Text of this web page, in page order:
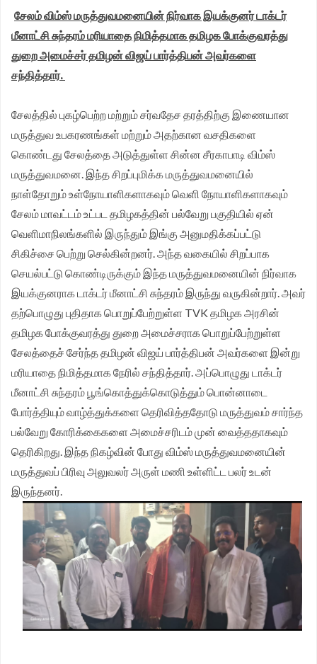
முதலமைச்சர் தீர்க்கமாக வலியுறுத்த தமிழக விவசாயிகள்
சங்க மாநில தலைவர் வேலுச்சாமி வேண்டுகோள்.
சேலம் விம்ஸ் மருத்துவமனையின் நிர்வாக இயக்குனர் டாக்டர்
மீனாட்சி சுந்தரம் மரியாதை நிமித்தமாக தமிழக போக்குவரத்து
துறை அமைச்சர் தமிழன் விஜய் பார்த்திபன் அவர்களை
சந்தித்தார்.
சேலத்தில் புகழ்பெற்ற மற்றும் சர்வதேச தரத்திற்கு இணையான
மருத்துவ உபகரணங்கள் மற்றும் அதற்கான வசதிகளை
கொண்டது சேலத்தை அடுத்துள்ள சின்ன சீரகாபாடி விம்ஸ்
மருத்துவமனை. இந்த சிறப்புமிக்க மருத்துவமனையில்
நாள்தோறும் உள்நோயாளிகளாகவும் வெளி நோயாளிகளாகவும்
சேலம் மாவட்டம் உட்பட தமிழகத்தின் பல்வேறு பகுதியில் ஏன்
வெளிமாநிலங்களில் இருந்தும் இங்கு அனுமதிக்கப்பட்டு
சிகிச்சை பெற்று செல்கின்றனர். அந்த வகையில் சிறப்பாக
செயல்பட்டு கொண்டிருக்கும் இந்த மருத்துவமனையின் நிர்வாக
இயக்குனராக டாக்டர் மீனாட்சி சுந்தரம் இருந்து வருகின்றார். அவர்
தற்பொழுது புதிதாக பொறுப்பேற்றுள்ள TVK தமிழக அரசின்
தமிழக போக்குவரத்து துறை அமைச்சராக பொறுப்பேற்றுள்ள
சேலத்தைச் சேர்ந்த தமிழன் விஜய் பார்த்திபன் அவர்களை இன்று
மரியாதை நிமித்தமாக நேரில் சந்தித்தார். அப்பொழுது டாக்டர்
மீனாட்சி சுந்தரம் பூங்கொத்துக்கொடுத்தும் பொன்னாடை
போர்த்தியும் வாழ்த்துக்களை தெரிவித்ததோடு மருத்துவம் சார்ந்த
பல்வேறு கோரிக்கைகளை அமைச்சரிடம் முன் வைத்ததாகவும்
தெரிகிறது. இந்த நிகழ்வின் போது விம்ஸ் மருத்துவமனையின்
மருத்துவப் பிரிவு அலுவலர் அருள் மணி உள்ளிட்ட பலர் உடன்
இருந்தனர்.